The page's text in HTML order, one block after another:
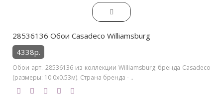
28536136 Обои Casadeco Williamsburg
4338р.
Обои арт. 28536136 из коллекции Williamsburg бренда Casadeco
(размеры: 10.0х0.53м). Страна бренда - ..